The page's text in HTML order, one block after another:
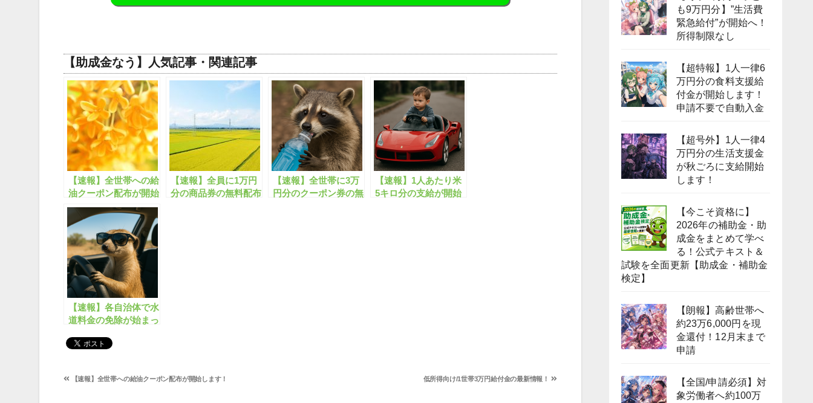
【助成金なう】人気記事・関連記事
【速報】全世帯への給
油クーポン配布が開始
します！
【速報】全員に1万円
分の商品券の無料配布
【速報】全世帯に3万
円分のクーポン券の無
【速報】1人あたり米
5キロ分の支給が開始
【速報】各自治体で水
道料金の免除が始まっ
投
低所得向け/1世帯3万円給付金の最新情報！
【速報】全世帯への給油クーポン配布が開始します！
も9万円分】”生活費
緊急給付”が開始へ！
所得制限なし
【超特報】1人一律6
万円分の食料支援給
付金が開始します！
申請不要で自動入金
【超号外】1人一律4
万円分の生活支援金
が秋ごろに支給開始
します！
【今こそ資格に】
2026年の補助金・助
成金をまとめて学べ
る！公式テキスト＆
試験を全面更新【助成金・補助金
検定】
【朗報】高齢世帯へ
約23万6,000円を現
金還付！12月末まで
申請
【全国/申請必須】対
象労働者へ約100万